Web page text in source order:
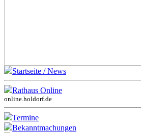
Startseite / News
Rathaus Online
online.holdorf.de
Termine
Bekanntmachungen